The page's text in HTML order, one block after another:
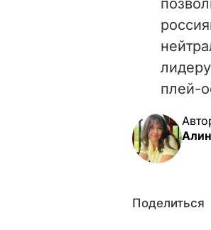
плей-
Поделиться